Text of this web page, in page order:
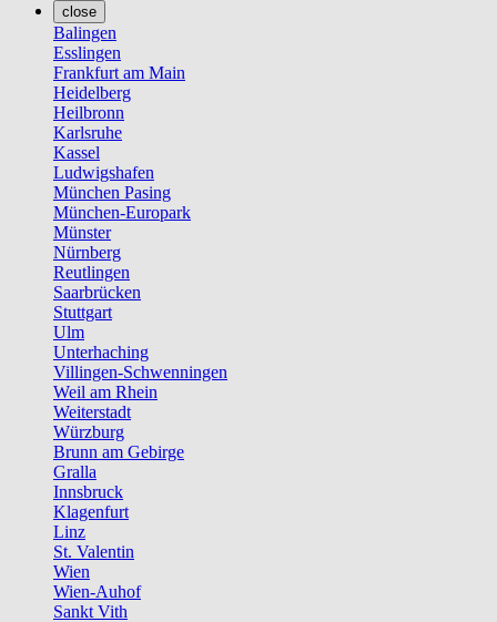
close
Balingen
Esslingen
Frankfurt am Main
Heidelberg
Heilbronn
Karlsruhe
Kassel
Ludwigshafen
München Pasing
München-Europark
Münster
Nürnberg
Reutlingen
Saarbrücken
Stuttgart
Ulm
Unterhaching
Villingen-Schwenningen
Weil am Rhein
Weiterstadt
Würzburg
Brunn am Gebirge
Gralla
Innsbruck
Klagenfurt
Linz
St. Valentin
Wien
Wien-Auhof
Sankt Vith